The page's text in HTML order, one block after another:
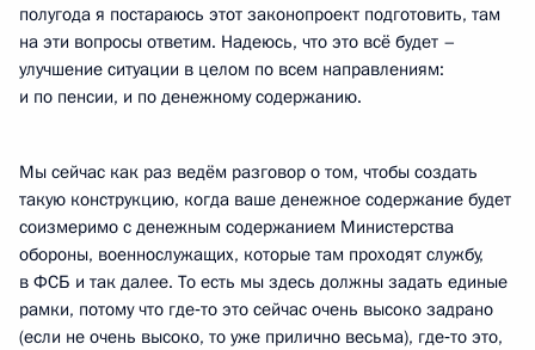
полугода я постараюсь этот законопроект подготовить, там
на эти вопросы ответим. Надеюсь, что это всё будет –
улучшение ситуации в целом по всем направлениям:
и по пенсии, и по денежному содержанию.
Мы сейчас как раз ведём разговор о том, чтобы создать
такую конструкцию, когда ваше денежное содержание будет
соизмеримо с денежным содержанием Министерства
обороны, военнослужащих, которые там проходят службу,
в ФСБ и так далее. То есть мы здесь должны задать единые
рамки, потому что где‑то это сейчас очень высоко задрано
(если не очень высоко, то уже прилично весьма), где‑то это,